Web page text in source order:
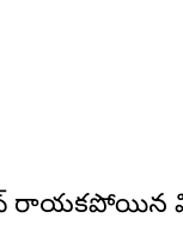
రాయకపోయిన